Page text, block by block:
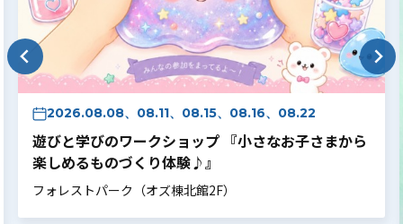
2026.08.08、08.11、08.15、08.16、08.22
遊びと学びのワークショップ 『小さなお子さまから
楽しめるものづくり体験♪』
フォレストパーク（オズ棟北館2F）